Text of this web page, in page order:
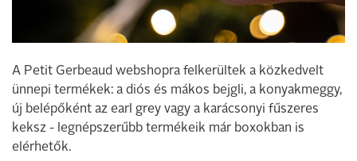
A Petit Gerbeaud webshopra felkerültek a közkedvelt
ünnepi termékek: a diós és mákos bejgli, a konyakmeggy,
új belépőként az earl grey vagy a karácsonyi fűszeres
keksz - legnépszerűbb termékeik már boxokban is
elérhetők.